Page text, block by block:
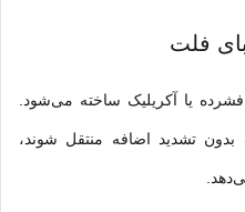
یا آکریلیک ساخته می‌شود.
تشدید اضافه منتقل شوند،